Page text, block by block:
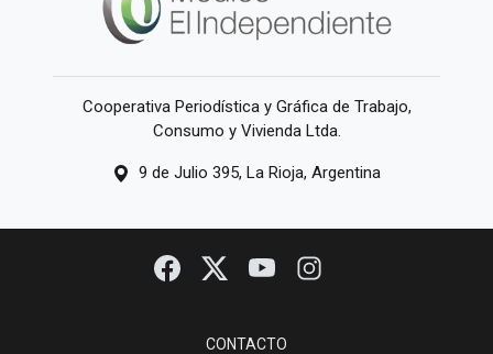
Cooperativa Periodística y Gráfica de Trabajo,
Consumo y Vivienda Ltda.
9 de Julio 395, La Rioja, Argentina
CONTACTO